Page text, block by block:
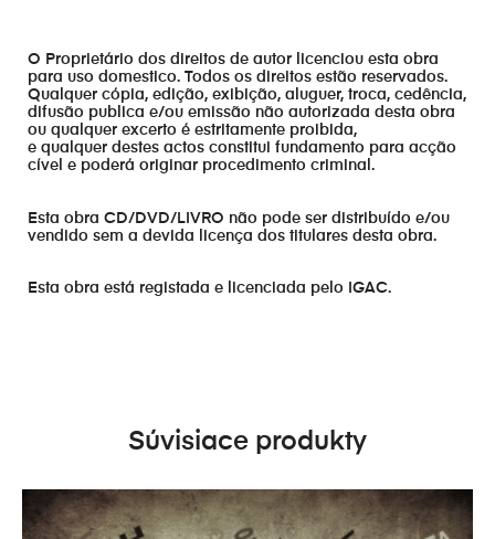
O Proprietário dos direitos de autor licenciou esta obra
para uso domestico. Todos os direitos estão reservados.
Qualquer cópia, edição, exibição, aluguer, troca, cedência,
difusão publica e/ou emissão não autorizada desta obra
ou qualquer excerto é estritamente proibida,
e qualquer destes actos constitui fundamento para acção
cível e poderá originar procedimento criminal.
Esta obra CD/DVD/LIVRO não pode ser distribuído e/ou
vendido sem a devida licença dos titulares desta obra.
Esta obra está registada e licenciada pelo IGAC.
Súvisiace produkty